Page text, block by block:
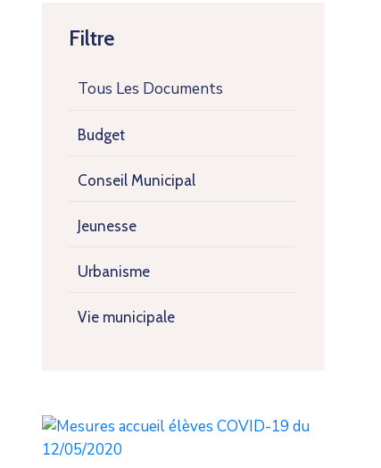
Filtre
Tous Les Documents
Budget
Conseil Municipal
Jeunesse
Urbanisme
Vie municipale